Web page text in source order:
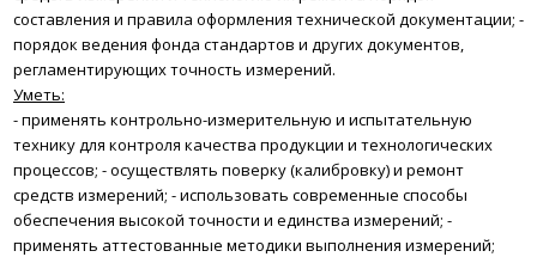
составления и правила оформления технической документации; -
порядок ведения фонда стандартов и других документов,
регламентирующих точность измерений.
Уметь:
- применять контрольно-измерительную и испытательную
технику для контроля качества продукции и технологических
процессов; - осуществлять поверку (калибровку) и ремонт
средств измерений; - использовать современные способы
обеспечения высокой точности и единства измерений; -
применять аттестованные методики выполнения измерений;